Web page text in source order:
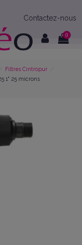
Contactez-nous
0
Filtres Cintropur
1" 25 microns